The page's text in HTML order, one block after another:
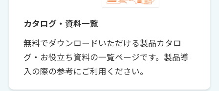
カタログ・資料一覧
無料でダウンロードいただける製品カタロ
グ・お役立ち資料の一覧ページです。製品導
入の際の参考にご利用ください。